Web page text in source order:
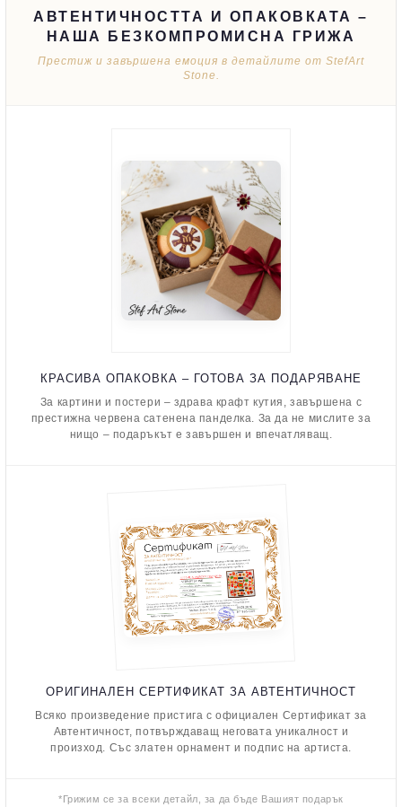
АВТЕНТИЧНОСТТА И ОПАКОВКАТА –
НАША БЕЗКОМПРОМИСНА ГРИЖА
Престиж и завършена емоция в детайлите от StefArt
Stone.
КРАСИВА ОПАКОВКА – ГОТОВА ЗА ПОДАРЯВАНЕ
За картини и постери – здрава крафт кутия, завършена с
престижна червена сатенена панделка. За да не мислите за
нищо – подаръкът е завършен и впечатляващ.
ОРИГИНАЛЕН СЕРТИФИКАТ ЗА АВТЕНТИЧНОСТ
Всяко произведение пристига с официален Сертификат за
Автентичност, потвърждаващ неговата уникалност и
произход. Със златен орнамент и подпис на артиста.
*Грижим се за всеки детайл, за да бъде Вашият подарък